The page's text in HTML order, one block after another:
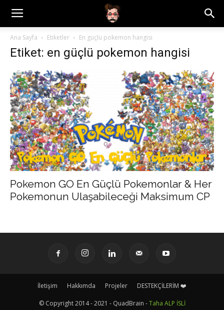
Ana Sayfa Etiketler En güçlü pokemon hangisi
Etiket: en güçlü pokemon hangisi
Pokemon GO En Güçlü Pokemonlar & Her
Pokemonun Ulaşabileceği Maksimum CP
İletişim Hakkımda Projeler DESTEKÇİLERİM ❤️
© Copyright 2014 - 2021 - QuadBrain -Taha ALP İSLİ